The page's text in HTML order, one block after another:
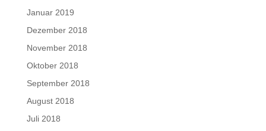
Januar 2019
Dezember 2018
November 2018
Oktober 2018
September 2018
August 2018
Juli 2018